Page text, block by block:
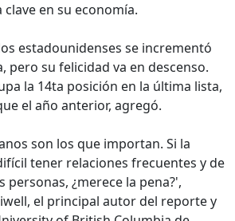
en su economía.
estadounidenses se incrementó
pero su felicidad va en descenso.
la 14ta posición en la última lista,
el año anterior, agregó.
son los que importan. Si la
tener relaciones frecuentes y de
personas, ¿merece la pena?',
el principal autor del reporte y